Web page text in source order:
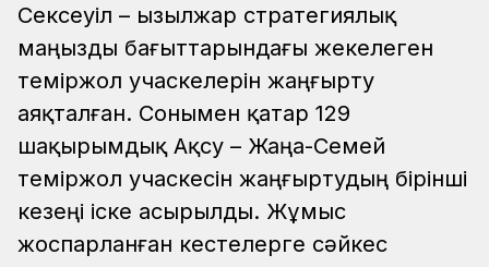
Сексеуіл – Қызылжар стратегиялық
маңызды бағыттарындағы жекелеген
теміржол учаскелерін жаңғырту
аяқталған. Сонымен қатар 129
шақырымдық Ақсу – Жаңа-Семей
теміржол учаскесін жаңғыртудың бірінші
кезеңі іске асырылды. Жұмыс
жоспарланған кестелерге сәйкес